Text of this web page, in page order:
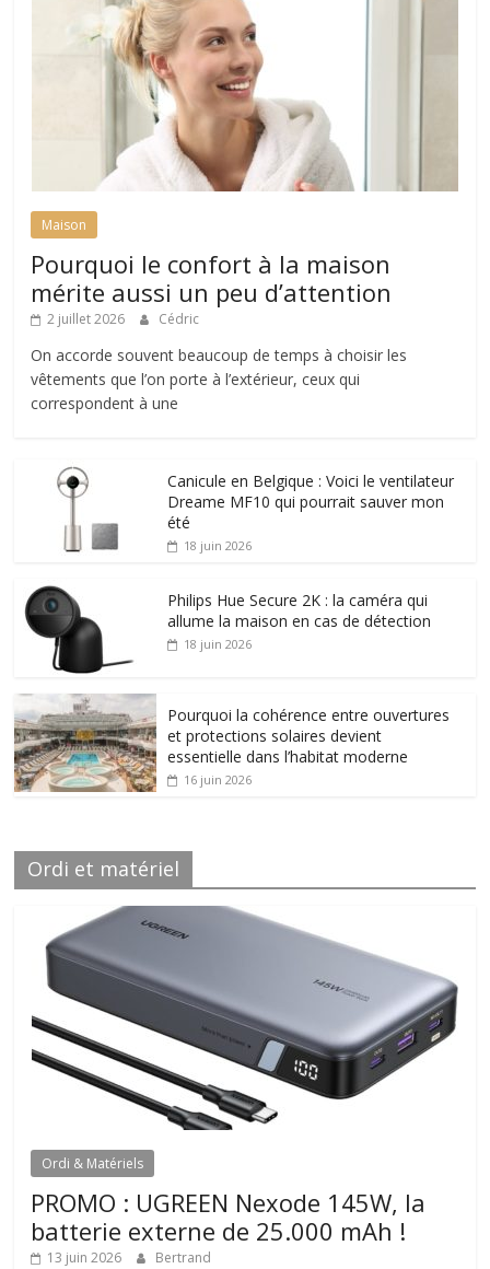
Maison
Pourquoi le confort à la maison
mérite aussi un peu d’attention
2 juillet 2026 Cédric
On accorde souvent beaucoup de temps à choisir les
vêtements que l’on porte à l’extérieur, ceux qui
correspondent à une
Canicule en Belgique : Voici le ventilateur
Dreame MF10 qui pourrait sauver mon
été
18 juin 2026
Philips Hue Secure 2K : la caméra qui
allume la maison en cas de détection
18 juin 2026
Pourquoi la cohérence entre ouvertures
et protections solaires devient
essentielle dans l’habitat moderne
16 juin 2026
Ordi et matériel
Ordi & Matériels
PROMO : UGREEN Nexode 145W, la
batterie externe de 25.000 mAh !
13 juin 2026 Bertrand